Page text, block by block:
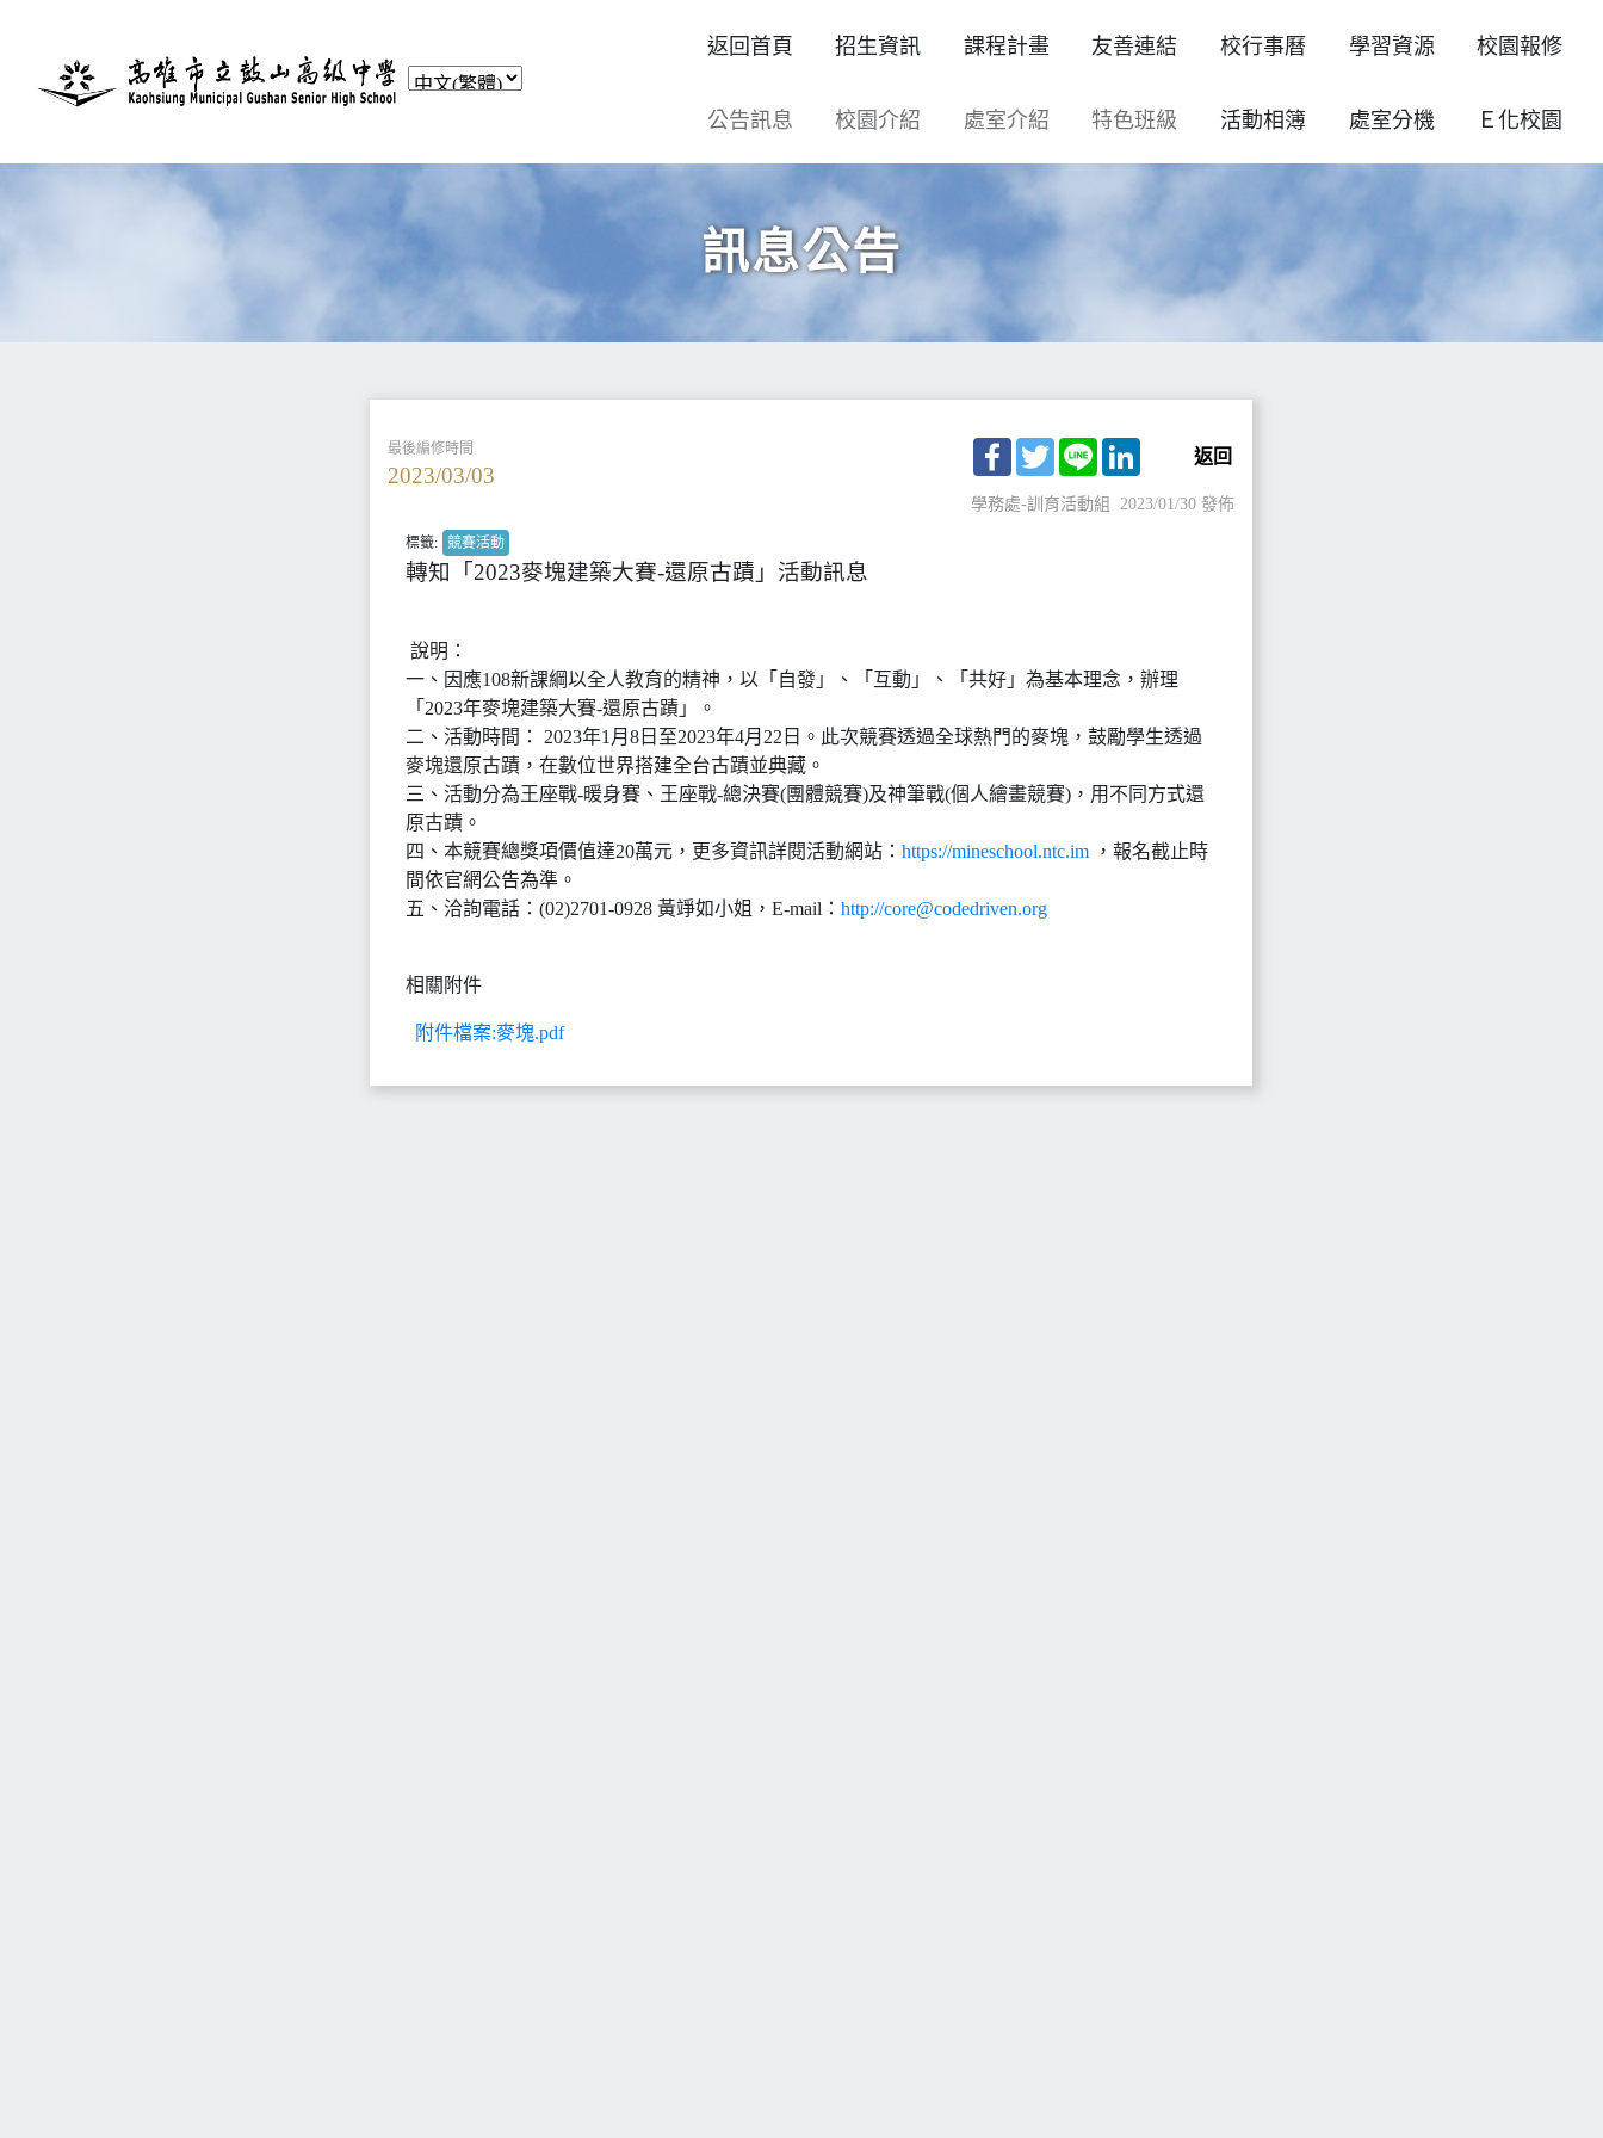
返回首頁 招生資訊 課程計畫 友善連結 校行事曆 學習資源 校園報修
公告訊息 校園介紹 處室介紹 特色班級 活動相簿 處室分機 Ｅ化校園
訊息公告
最後編修時間
2023/03/03
Facebook
TwitterLine LinkedIn返回
學務處-訓育活動組 2023/01/30 發佈
標籤: 競賽活動
轉知「2023麥塊建築大賽-還原古蹟」活動訊息
說明：
一、因應108新課綱以全人教育的精神，以「自發」、「互動」、「共好」為基本理念，辦理
「2023年麥塊建築大賽-還原古蹟」。
二、活動時間： 2023年1月8日至2023年4月22日。此次競賽透過全球熱門的麥塊，鼓勵學生透過
麥塊還原古蹟，在數位世界搭建全台古蹟並典藏。
三、活動分為王座戰-暖身賽、王座戰-總決賽(團體競賽)及神筆戰(個人繪畫競賽)，用不同方式還
原古蹟。
四、本競賽總獎項價值達20萬元，更多資訊詳閱活動網站： https://mineschool.ntc.im，報名截止時
間依官網公告為準。
五、洽詢電話：(02)2701-0928 黃竫如小姐，E-mail： http://core@codedriven.org
相關附件
附件檔案:麥塊.pdf